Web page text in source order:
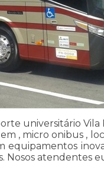
universitário
, micro onibus ,
equipamentos
atendentes